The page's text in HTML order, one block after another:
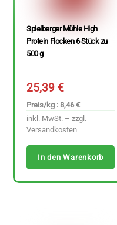
Spielberger Mühle High
Protein Flocken 6 Stück zu
500 g
25,39€
Preis/kg : 8,46 €
inkl. MwSt. – zzgl.
Versandkosten
In den Warenkorb